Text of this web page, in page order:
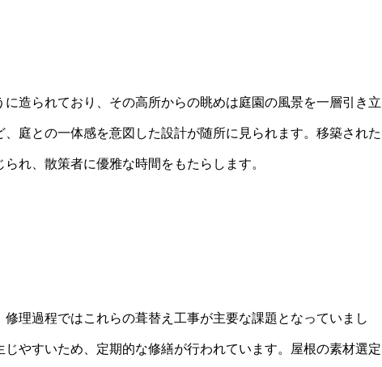
造られており、その高所からの眺めは庭園の風景を一層引き立
庭との一体感を意図した設計が随所に見られます。移築された
れ、散策者に優雅な時間をもたらします。
理過程ではこれらの葺替え工事が主要な課題となっていまし
やすいため、定期的な修繕が行われています。屋根の素材選定